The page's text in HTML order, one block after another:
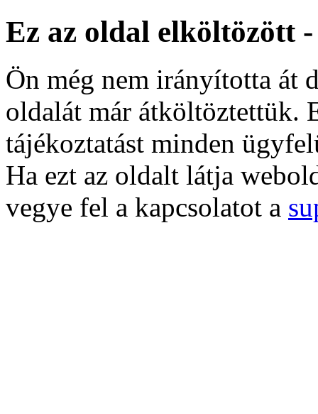
Ez az oldal elköltözött -
Ön még nem irányította át
oldalát már átköltöztettük.
tájékoztatást minden
Ha ezt az oldalt látja
vegye fel a kapcsolatot a